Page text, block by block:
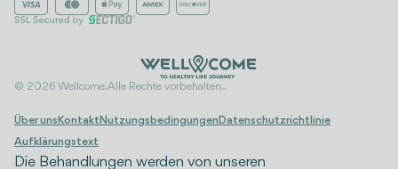
© 2026 Wellcome. Alle Rechte vorbehalten..
Über uns Kontakt Nutzungsbedingungen Datenschutzrichtlinie
Aufklärungstext
Die Behandlungen werden von unseren